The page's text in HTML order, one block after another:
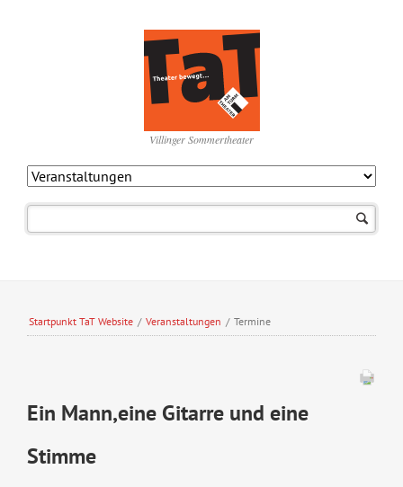
Villinger Sommertheater
Startpunkt TaT Website / Veranstaltungen / Termine
Ein Mann,eine Gitarre und eine
Stimme